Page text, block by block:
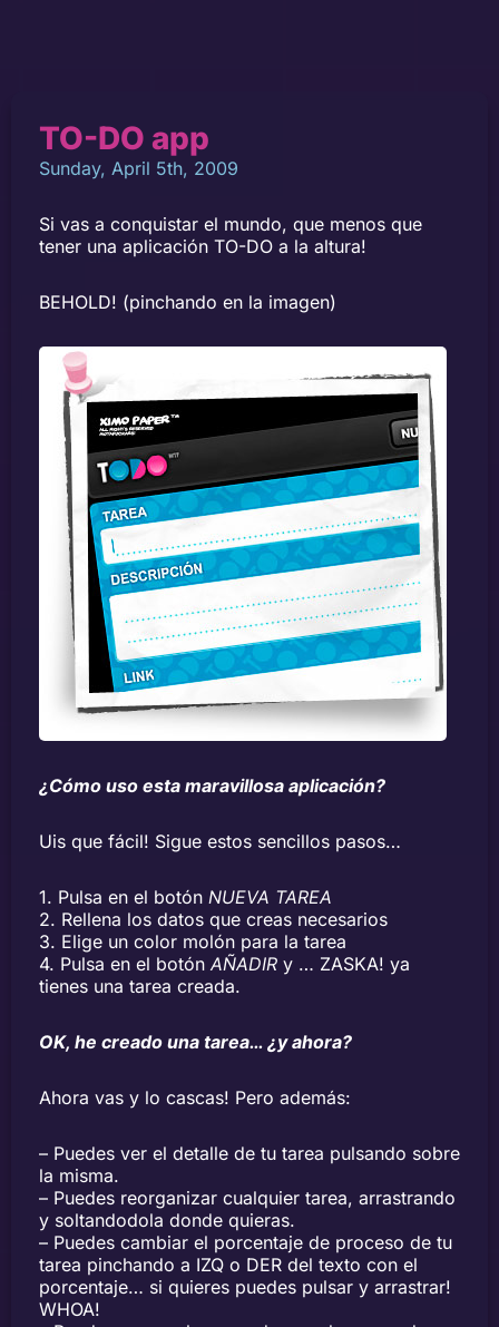
TO-DO app
Sunday, April 5th, 2009
Si vas a conquistar el mundo, que menos que
tener una aplicación TO-DO a la altura!
BEHOLD! (pinchando en la imagen)
¿Cómo uso esta maravillosa aplicación?
Uis que fácil! Sigue estos sencillos pasos…
1. Pulsa en el botón NUEVA TAREA
2. Rellena los datos que creas necesarios
3. Elige un color molón para la tarea
4. Pulsa en el botón AÑADIR y … ZASKA! ya
tienes una tarea creada.
OK, he creado una tarea… ¿y ahora?
Ahora vas y lo cascas! Pero además:
– Puedes ver el detalle de tu tarea pulsando sobre
la misma.
– Puedes reorganizar cualquier tarea, arrastrando
y soltandodola donde quieras.
– Puedes cambiar el porcentaje de proceso de tu
tarea pinchando a IZQ o DER del texto con el
porcentaje… si quieres puedes pulsar y arrastrar!
WHOA!